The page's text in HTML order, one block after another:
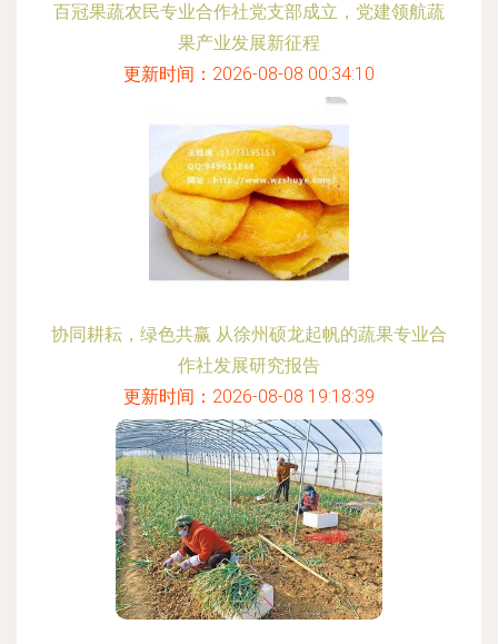
百冠果蔬农民专业合作社党支部成立，党建领航蔬
果产业发展新征程
更新时间：2026-08-08 00:34:10
协同耕耘，绿色共赢 从徐州硕龙起帆的蔬果专业合
作社发展研究报告
更新时间：2026-08-08 19:18:39